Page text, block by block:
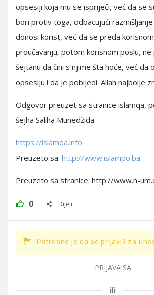
opsesiji koja mu se ispriječi, već da se
bori protiv toga, odbacujući
donosi korist, već da se preda
proučavanju, potom korisnom poslu, ne
šejtanu da čini s njime šta hoće, već da
opsesiju i da je pobijedi. Allah najbolje
Odgovor preuzet sa stranice islamqa,
šejha Saliha Munedžida
https://islamqa.info
Preuzeto sa: http://www.islampo.ba
Preuzeto sa stranice: http://www.n-
0 Dijeli
Potrebno je da se prijaviš za
PRIJAVA SA
ili